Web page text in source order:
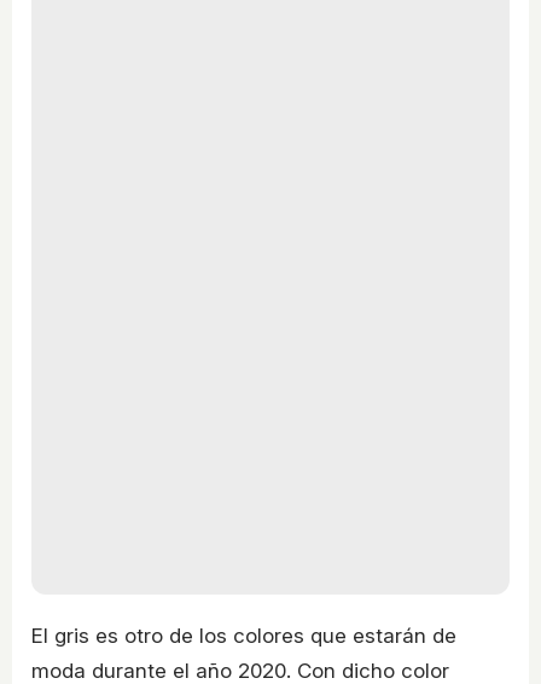
El gris es otro de los colores que estarán de
moda durante el año 2020. Con dicho color